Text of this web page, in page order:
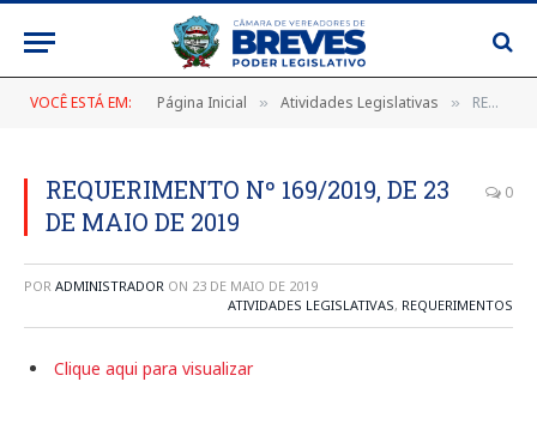
VOCÊ ESTÁ EM: Página Inicial » Atividades Legislativas » REQUERIMENTO Nº 169/2019, DE 23 DE MAIO DE 2019
REQUERIMENTO Nº 169/2019, DE 23
DE MAIO DE 2019
0
POR ADMINISTRADOR ON 23 DE MAIO DE 2019
ATIVIDADES LEGISLATIVAS, REQUERIMENTOS
Clique aqui para visualizar